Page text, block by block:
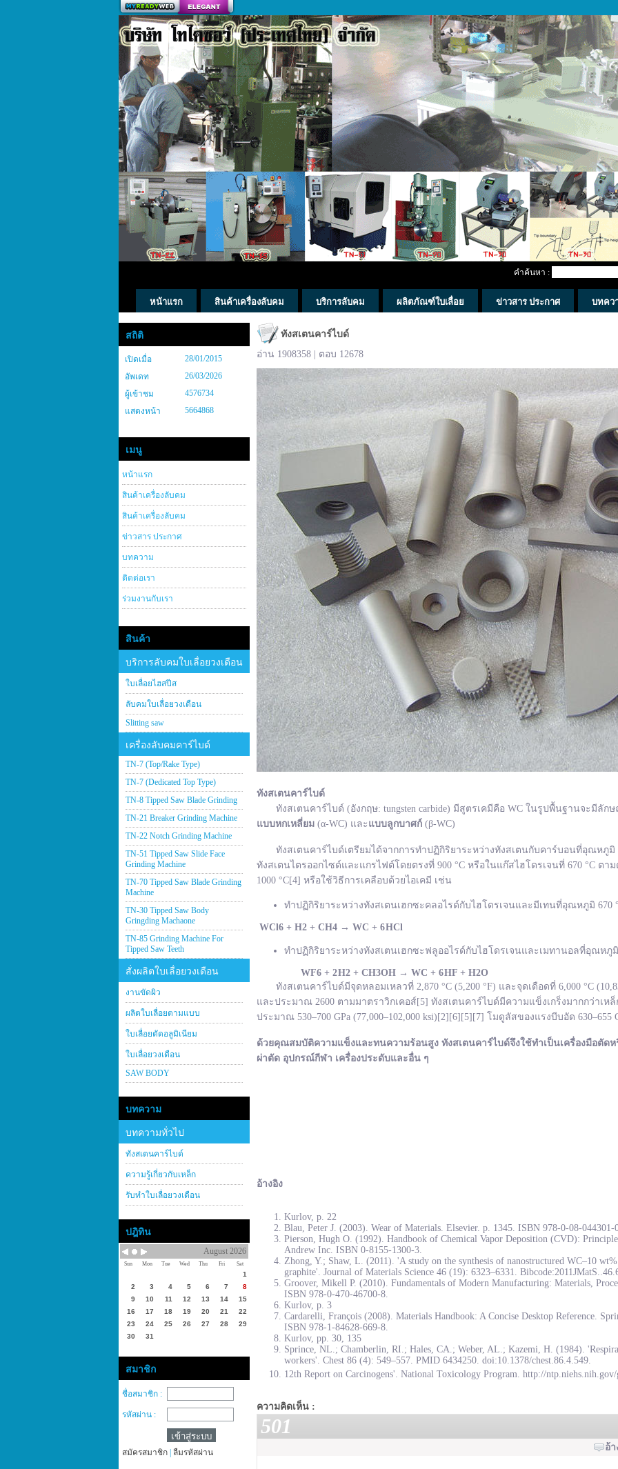
สร้างเว็บ
คำค้นหา :
หน้าแรก สินค้าเครื่องลับคม บริการลับคม ผลิตภัณฑ์ใบเลื่อย ข่าวสาร ประกาศ บทคว
สถิติ
เปิดเมื่อ
28/01/2015
อัพเดท
26/03/2026
ผู้เข้าชม
4576734
แสดงหน้า
5664868
เมนู
หน้าแรก
สินค้าเครื่องลับคม
สินค้าเครื่องลับคม
ข่าวสาร ประกาศ
บทความ
ติดต่อเรา
ร่วมงานกับเรา
สินค้า
บริการลับคมใบเลื่อยวงเดือน
ใบเลื่อยไฮสปีส
ลับคมใบเลื่อยวงเดือน
Slitting saw
เครื่องลับคมคาร์ไบด์
TN-7 (Top/Rake Type)
TN-7 (Dedicated Top Type)
TN-8 Tipped Saw Blade Grinding
TN-21 Breaker Grinding Machine
TN-22 Notch Grinding Machine
TN-51 Tipped Saw Slide Face
Grinding Machine
TN-70 Tipped Saw Blade Grinding
Machine
TN-30 Tipped Saw Body
Gringding Machaone
TN-85 Grinding Machine For
Tipped Saw Teeth
สั่งผลิตใบเลื่อยวงเดือน
งานขัดผิว
ผลิตใบเลื่อยตามแบบ
ใบเลื่อยตัดอลูมิเนียม
ใบเลื่อยวงเดือน
SAW BODY
บทความ
บทความทั่วไป
ทังสเตนคาร์ไบด์
ความรู้เกี่ยวกับเหล็ก
รับทำใบเลื่อยวงเดือน
ปฎิทิน
August 2026
Sun Mon Tue Wed Thu Fri Sat
1
2
3 4 5 6 7
8
9
10 11 12 13 14
15
16
17 18 19 20 21
22
23
24 25 26 27 28
29
30
31
สมาชิก
ชื่อสมาชิก :
รหัสผ่าน :
สมัครสมาชิก ลืมรหัสผ่าน
ทังสเตนคาร์ไบด์
อ่าน 1908358 | ตอบ 12678
ทังสเตนคาร์ไบด์
ทังสเตนคาร์ไบด์ (อังกฤษ: tungsten carbide) มีสูตรเคมีคือ WC ในรูปพื้นฐานจะมีลักษ
แบบหกเหลี่ยม (α-WC) และ แบบลูกบาศก์ (β-WC)
ทังสเตนคาร์ไบด์เตรียมได้จากการทำปฏิกิริยาระหว่างทังสเตนกับคาร์บอนที่อุณหภูมิ
ทังสเตนไตรออกไซด์และแกรไฟต์โดยตรงที่ 900 °C หรือในแก๊สไฮโดรเจนที่ 670 °C ต
1000 °C[4] หรือใช้วิธีการเคลือบด้วยไอเคมี เช่น
ทำปฏิกิริยาระหว่างทังสเตนเฮกซะคลอไรด์กับไฮโดรเจนและมีเทนที่อุณหภูมิ 670
WCl6 + H2 + CH4 → WC + 6 HCl
ทำปฏิกิริยาระหว่างทังสเตนเฮกซะฟลูออไรด์กับไฮโดรเจนและเมทานอลที่อุณหภูมิ
WF6 + 2 H2 + CH3OH → WC + 6 HF + H2O
ทังสเตนคาร์ไบด์มีจุดหลอมเหลวที่ 2,870 °C (5,200 °F) และจุดเดือดที่ 6,000 °C
และประมาณ 2600 ตามมาตราวิกเคอส์[5] ทังสเตนคาร์ไบด์มีความแข็งเกร็งมากกว่าเ
ประมาณ 530–700 GPa (77,000–102,000 ksi)[2][6][5][7] โมดูลัสของแรงบีบอัด 630–655
ด้วยคุณสมบัติความแข็งและทนความร้อนสูง ทังสเตนคาร์ไบด์จึงใช้ทำเป็นเครื่องมือตัดห
ผ่าตัด อุปกรณ์กีฬา เครื่องประดับและอื่น ๆ
อ้างอิง
Kurlov, p. 22
Blau, Peter J. (2003). Wear of Materials. Elsevier. p. 1345. ISBN 978-0-08-044301-
Pierson, Hugh O. (1992). Handbook of Chemical Vapor Deposition (CVD):
Andrew Inc. ISBN 0-8155-1300-3.
Zhong, Y.; Shaw, L. (2011). 'A study on the synthesis of nanostructured WC–10
graphite'. Journal of Materials Science 46 (19): 6323–6331.
Groover, Mikell P. (2010). Fundamentals of Modern Manufacturing: Materials,
ISBN 978-0-470-46700-8.
Kurlov, p. 3
Cardarelli, François (2008). Materials Handbook: A Concise Desktop Reference.
ISBN 978-1-84628-669-8.
Kurlov, pp. 30, 135
Sprince, NL.; Chamberlin, RI.; Hales, CA.; Weber, AL.; Kazemi, H. (1984).
workers'. Chest 86 (4): 549–557. PMID 6434250. doi:10.1378/chest.86.4.549.
12th Report on Carcinogens'. National Toxicology Program. http://
ความคิดเห็น :
501
อ้า